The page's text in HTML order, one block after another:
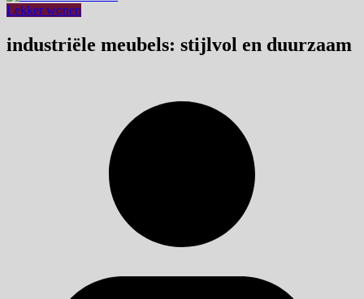
Lekker wonen
industriële meubels: stijlvol en duurzaam